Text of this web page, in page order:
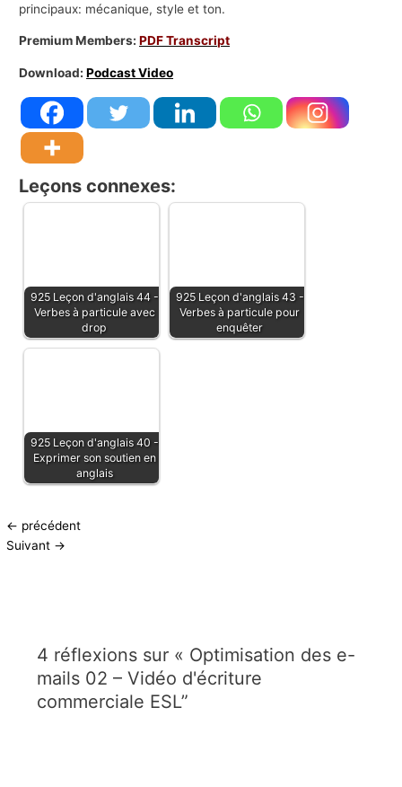
principaux: mécanique, style et ton.
Premium Members:PDF Transcript
Download:Podcast Video
Leçons connexes:
925 Leçon d'anglais 44 -
Verbes à particule avec
drop
925 Leçon d'anglais 43 -
Verbes à particule pour
enquêter
925 Leçon d'anglais 40 -
Exprimer son soutien en
anglais
← précédent
Suivant →
4 réflexions sur « Optimisation des e-
mails 02 – Vidéo d'écriture
commerciale ESL”